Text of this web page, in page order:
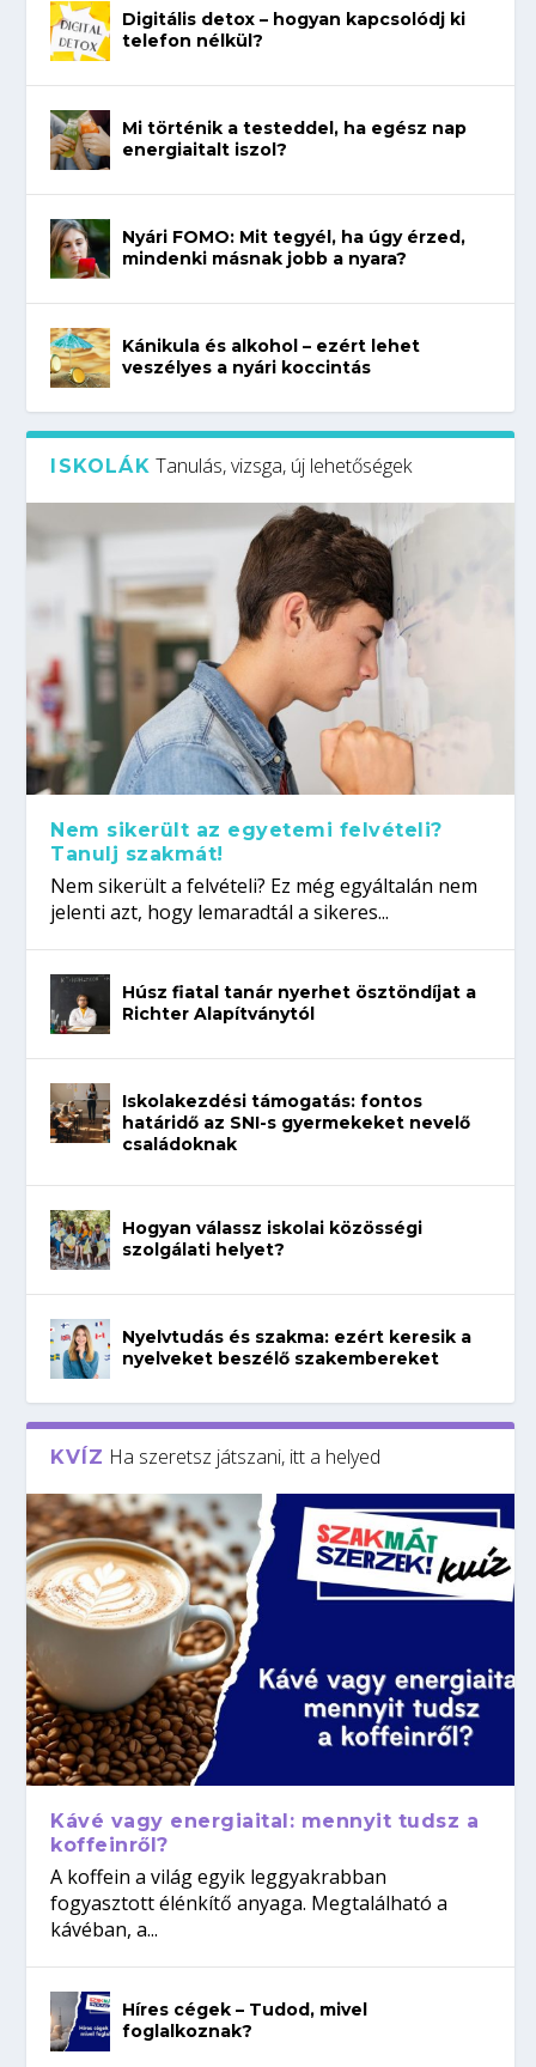
Digitális detox – hogyan kapcsolódj ki
telefon nélkül?
Mi történik a testeddel, ha egész nap
energiaitalt iszol?
Nyári FOMO: Mit tegyél, ha úgy érzed,
mindenki másnak jobb a nyara?
Kánikula és alkohol – ezért lehet
veszélyes a nyári koccintás
ISKOLÁK Tanulás, vizsga, új lehetőségek
Nem sikerült az egyetemi felvételi?
Tanulj szakmát!
Nem sikerült a felvételi? Ez még egyáltalán nem
jelenti azt, hogy lemaradtál a sikeres...
Húsz fiatal tanár nyerhet ösztöndíjat a
Richter Alapítványtól
Iskolakezdési támogatás: fontos
határidő az SNI-s gyermekeket nevelő
családoknak
Hogyan válassz iskolai közösségi
szolgálati helyet?
Nyelvtudás és szakma: ezért keresik a
nyelveket beszélő szakembereket
KVÍZ Ha szeretsz játszani, itt a helyed
Kávé vagy energiaital: mennyit tudsz a
koffeinről?
A koffein a világ egyik leggyakrabban
fogyasztott élénkítő anyaga. Megtalálható a
kávéban, a...
Híres cégek – Tudod, mivel
foglalkoznak?